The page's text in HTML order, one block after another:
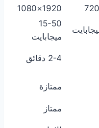
1920×1080
15-50
ميجابايت
2-4 دقائق
ممتازة
ممتاز